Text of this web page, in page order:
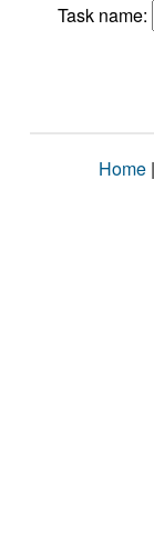
Task name:
Home |